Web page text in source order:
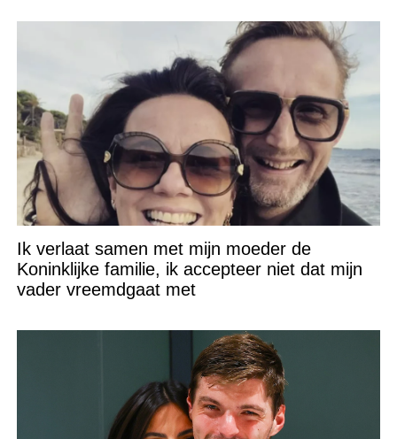
Ik verlaat samen met mijn moeder de
Koninklijke familie, ik accepteer niet dat mijn
vader vreemdgaat met